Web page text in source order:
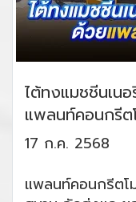
ไต้ทงแมชชีนเน
แพลนท์คอนกรีต
17 ก.ค. 2568
แพลนท์คอนกรีตโมบาย รองรับงานก่